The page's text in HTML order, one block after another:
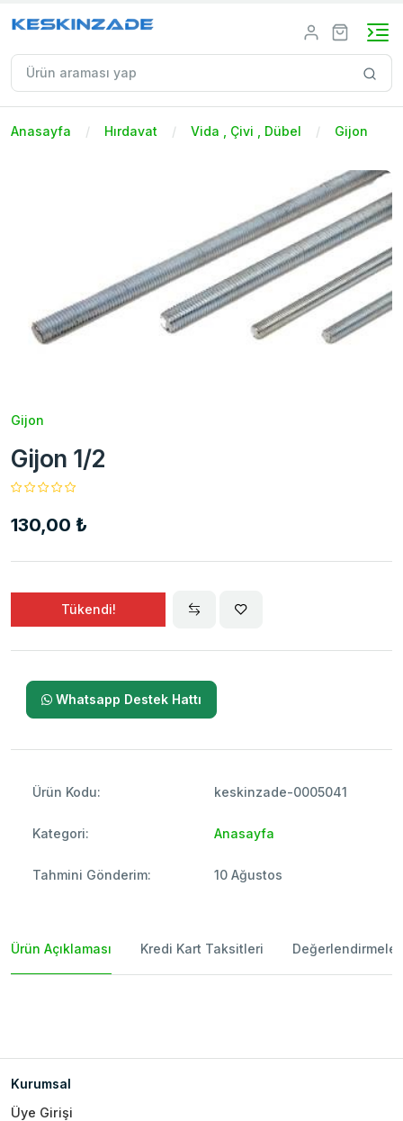
Anasayfa Hırdavat Vida , Çivi , Dübel Gijon
Gijon
Gijon 1/2
130,00 ₺
Tükendi!
Whatsapp Destek Hattı
Ürün Kodu: keskinzade-0005041
Kategori: Anasayfa
Tahmini Gönderim: 10 Ağustos
Ürün Açıklaması Kredi Kart Taksitleri Değerlendirmeler
Kurumsal
Üye Girişi